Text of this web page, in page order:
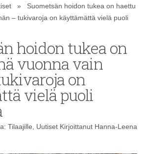
» Suometsän hoidon tukea on haettu
– tukivaroja on käyttämättä vielä puoli
hoidon tukea on
vuonna vain
on
vielä puoli
Tilaajille, UutisetKirjoittanut Hanna-Leena